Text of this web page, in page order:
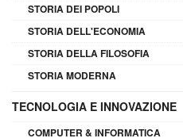
STORIA DEI POPOLI
STORIA DELL'ECONOMIA
STORIA DELLA FILOSOFIA
STORIA MODERNA
TECNOLOGIA E INNOVAZIONE
COMPUTER & INFORMATICA